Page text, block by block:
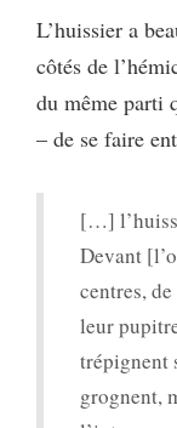
L’huissier a
côtés de
du même parti
– de se faire
[…]
Devant
centres,
leur
trépignent
grognent,